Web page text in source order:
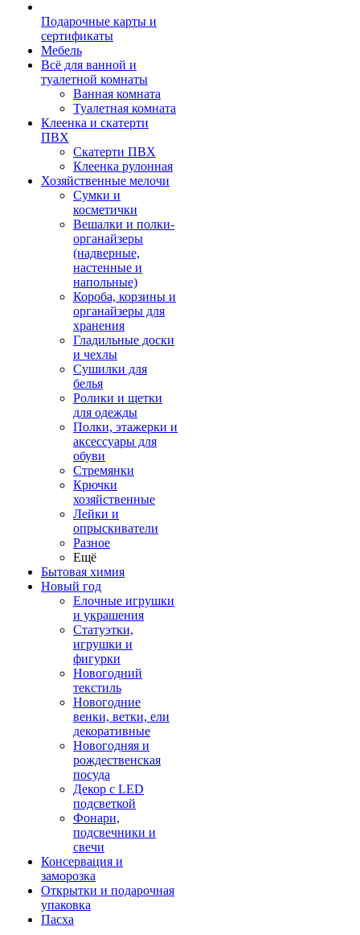
Подарочные карты и
сертификаты
Мебель
Всё для ванной и
туалетной комнаты
Ванная комната
Туалетная комната
Клеенка и скатерти
ПВХ
Скатерти ПВХ
Клеенка рулонная
Хозяйственные мелочи
Сумки и
косметички
Вешалки и полки-
органайзеры
(надверные,
настенные и
напольные)
Короба, корзины и
органайзеры для
хранения
Гладильные доски
и чехлы
Сушилки для
белья
Ролики и щетки
для одежды
Полки, этажерки и
аксессуары для
обуви
Стремянки
Крючки
хозяйственные
Лейки и
опрыскиватели
Разное
Ещё
Бытовая химия
Новый год
Елочные игрушки
и украшения
Статуэтки,
игрушки и
фигурки
Новогодний
текстиль
Новогодние
венки, ветки, ели
декоративные
Новогодняя и
рождественская
посуда
Декор с LED
подсветкой
Фонари,
подсвечники и
свечи
Консервация и
заморозка
Открытки и подарочная
упаковка
Пасха